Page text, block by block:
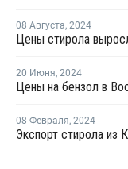
08 Августа, 2024
Цены стирола
20 Июня, 2024
08 Февраля, 2024
Экспорт стирола из